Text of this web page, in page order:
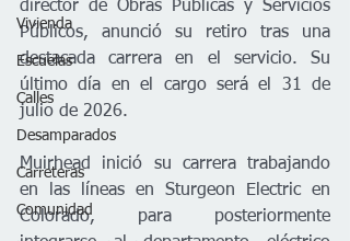
Vivienda
Escuelas
Calles
Desamparados
Carreteras
Comunidad
director de Obras Públicas y Servicios
Públicos, anunció su retiro tras una
destacada carrera en el servicio. Su
último día en el cargo será el 31 de
julio de 2026.
Muirhead inició su carrera trabajando
en las líneas en Sturgeon Electric en
Colorado, para posteriormente